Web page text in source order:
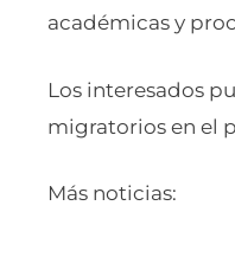
académicas y
Los interesados
migratorios en el
Más noticias: